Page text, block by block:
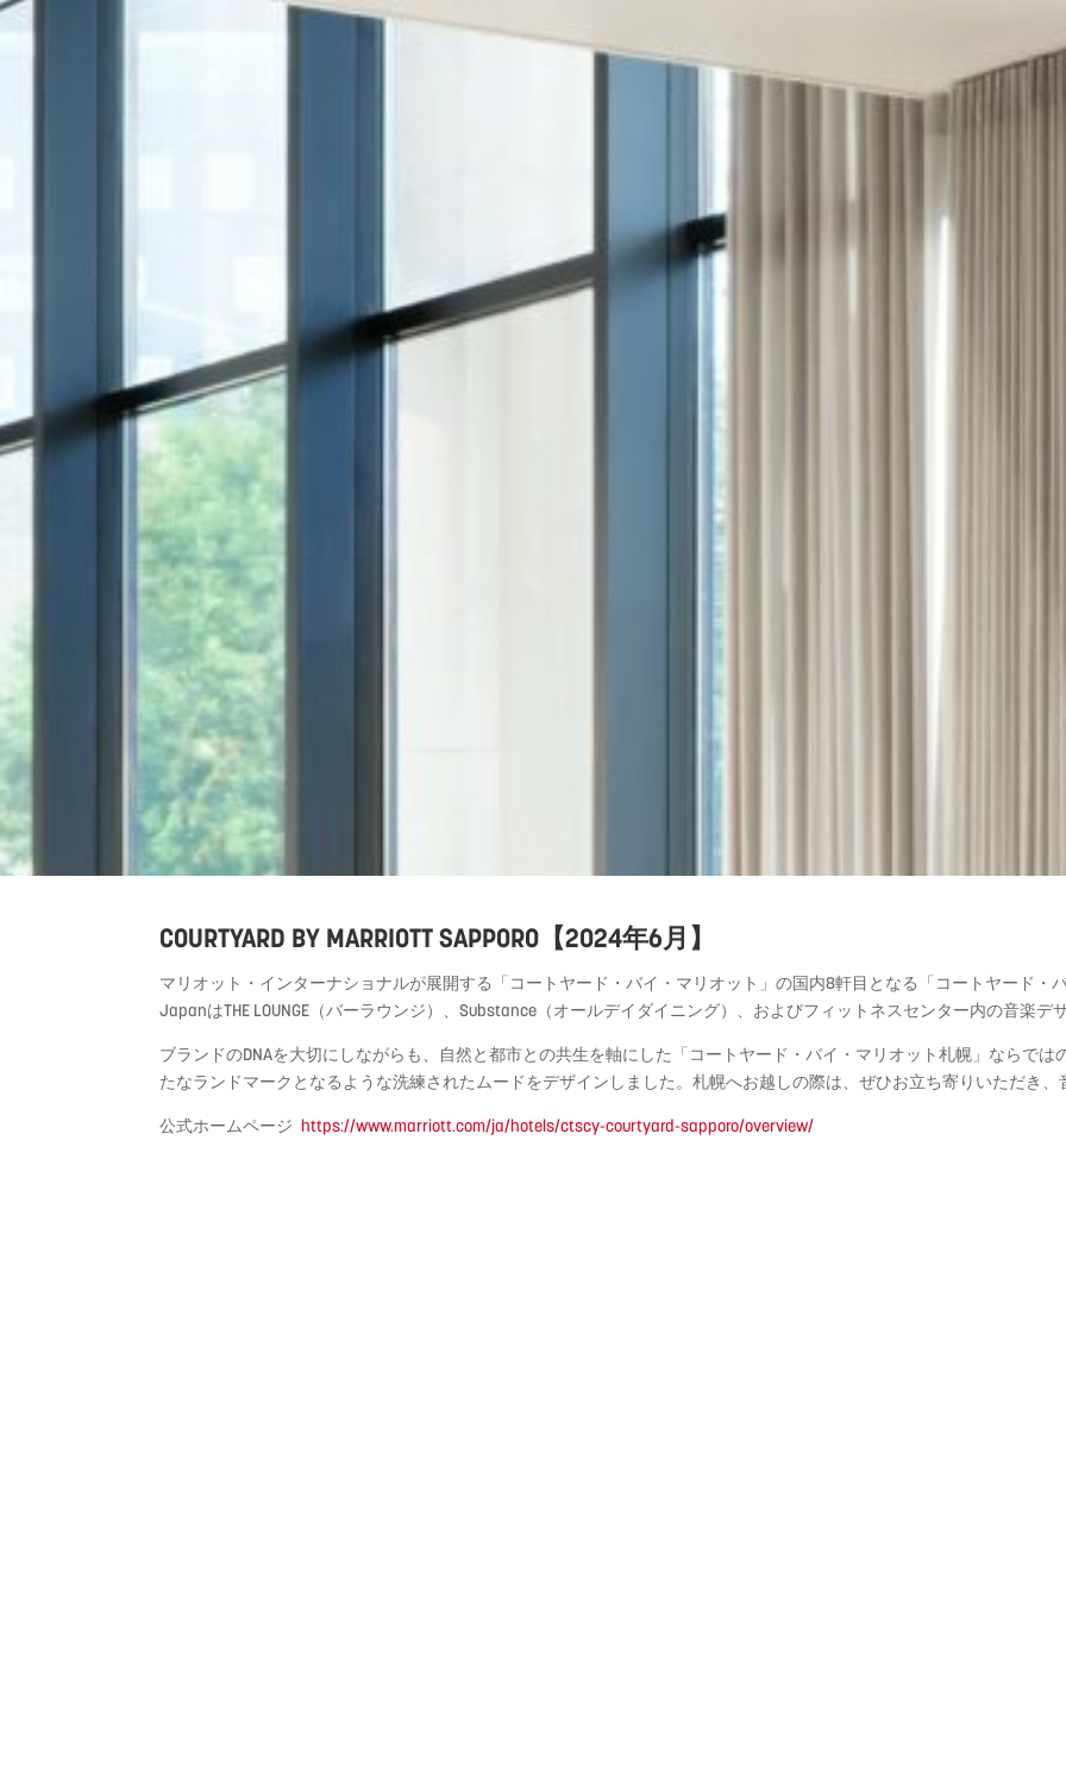
COURTYARD BY MARRIOTT SAPPORO【2024年6月】
マリオット・インターナショナルが展開する「コートヤード・バイ・マリオット」の国内8軒目となる「コートヤード・
JapanはTHE LOUNGE（バーラウンジ）、Substance （オールデイダイニング）、およびフィットネスセンター内の音楽デ
ブランドのDNAを大切にしながらも、自然と都市との共生を軸にした「コートヤード・バイ・マリオット札幌」ならで
たなランドマークとなるような洗練されたムードをデザインしました。札幌へお越しの際は、ぜひお立ち寄りいただき、
公式ホームページ https://www.marriott.com/ja/hotels/ctscy-courtyard-sapporo/overview/